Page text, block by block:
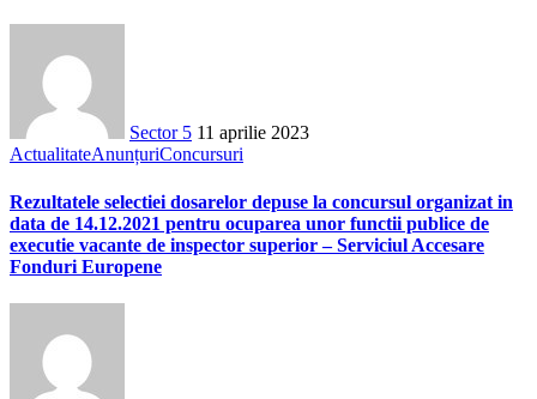
Sector 5 11 aprilie 2023
ActualitateAnunțuriConcursuri
Rezultatele selectiei dosarelor depuse la concursul organizat in
data de 14.12.2021 pentru ocuparea unor functii publice de
executie vacante de inspector superior – Serviciul Accesare
Fonduri Europene